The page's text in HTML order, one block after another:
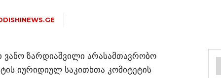
ვანო ზარდიაშვილი არასამთავრობო
იურიდიულ საკითხთა კომიტეტის